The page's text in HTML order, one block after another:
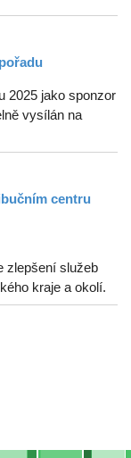
2025 jako sponzor
vysílán na
centru
zlepšení služeb
kraje a okolí.